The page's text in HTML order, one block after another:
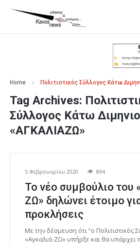
Home Πολιτιστικός Σύλλογος Κάτω
Tag Archives:
Σύλλογος Κάτω
«ΑΓΚΑΛΙΑΖΩ»
5 Φεβρουαρίου 2020 894
Το νέο συμβούλιο του
ΖΩ» δηλώνει έτοιμο
προκλήσεις
Με την δέσμευση ότι “ο Πολιτιστικός
«Αγκαλιά-ΖΩ» υπήρξε και θα υπάρχει